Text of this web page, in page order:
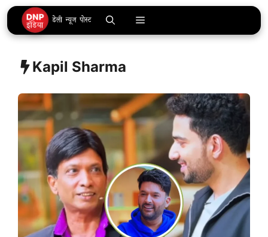
Skip
to
content
Menu
Kapil Sharma